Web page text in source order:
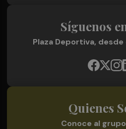
Síguenos
Plaza Deportiva,
Quienes
Conoce al